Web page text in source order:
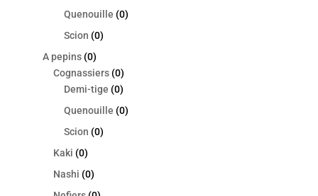
Quenouille (0)
Scion (0)
A pepins (0)
Cognassiers (0)
Demi-tige (0)
Quenouille (0)
Scion (0)
Kaki (0)
Nashi (0)